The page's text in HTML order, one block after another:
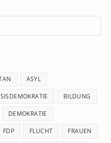
ASYL
BILDUNG
DEMOKRATIE
FDP FLUCHT FRAUEN